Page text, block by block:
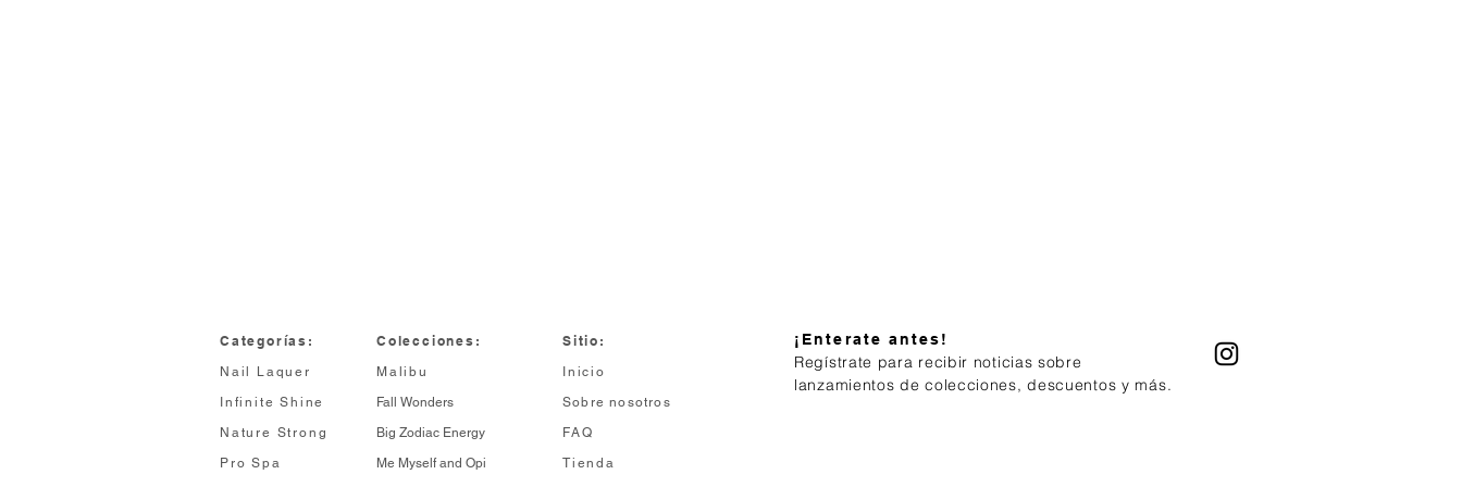
Categorías:
Nail Laquer
Infinite Shine
Nature Strong
Pro Spa
Colecciones:
Malibu
Fall Wonders
Big Zodiac Energy
Me Myself and Opi
Sitio:
Inicio
Sobre nosotros
FAQ
Tienda
¡Enterate antes!
Regístrate para recibir noticias sobre
lanzamientos de colecciones, descuentos y más.